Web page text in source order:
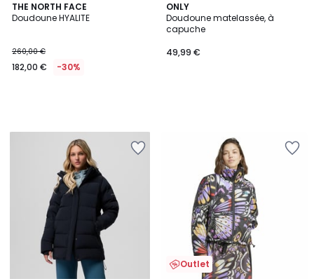
THE NORTH FACE
Doudoune HYALITE
260,00 €
182,00 € -30%
ONLY
Doudoune matelassée, à
capuche
49,99 €
Outlet